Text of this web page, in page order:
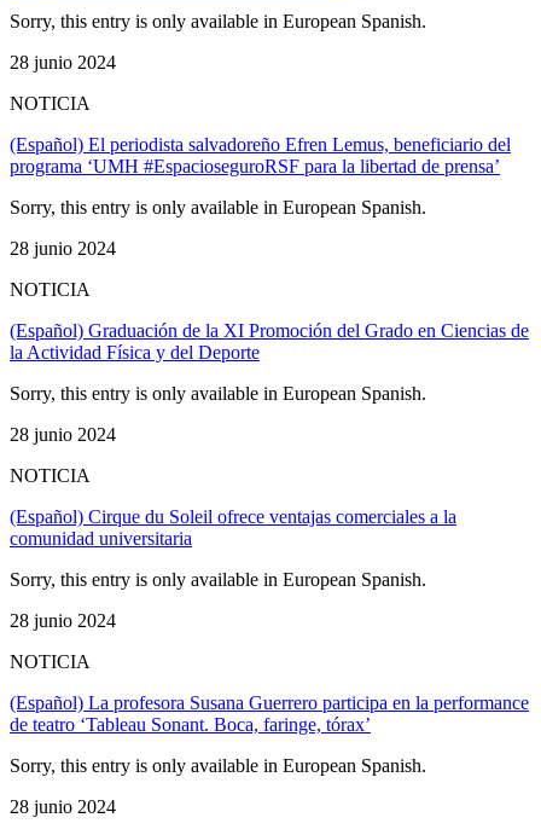
Sorry, this entry is only available in European Spanish.
28 junio 2024
NOTICIA
(Español) El periodista salvadoreño Efren Lemus, beneficiario del
programa ‘UMH #EspacioseguroRSF para la libertad de prensa’
Sorry, this entry is only available in European Spanish.
28 junio 2024
NOTICIA
(Español) Graduación de la XI Promoción del Grado en Ciencias de
la Actividad Física y del Deporte
Sorry, this entry is only available in European Spanish.
28 junio 2024
NOTICIA
(Español) Cirque du Soleil ofrece ventajas comerciales a la
comunidad universitaria
Sorry, this entry is only available in European Spanish.
28 junio 2024
NOTICIA
(Español) La profesora Susana Guerrero participa en la performance
de teatro ‘Tableau Sonant. Boca, faringe, tórax’
Sorry, this entry is only available in European Spanish.
28 junio 2024